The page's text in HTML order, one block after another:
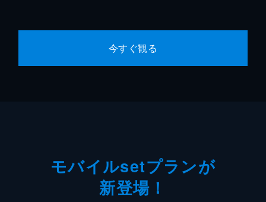
今すぐ観る
モバイルsetプランが
新登場！